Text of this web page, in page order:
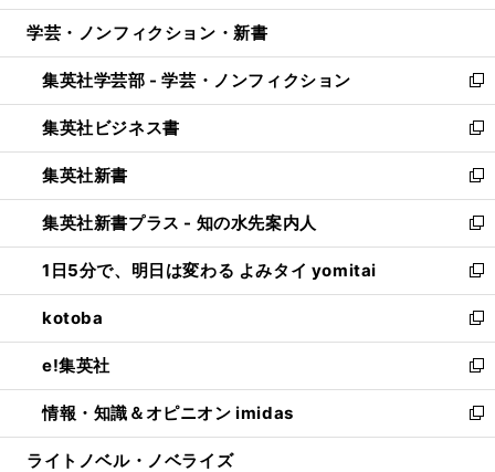
開
ウ
開
く
ン
ウ
で
開
く
ウ
ン
ド
ウ
で
開
く
し
ウ
ィ
ン
ド
ウ
で
開
く
学芸・ノンフィクション・新書
集英社学芸部 - 学芸・ノンフィクション
新
し
い
ウ
ィ
ン
ド
ウ
で
開
く
集英社ビジネス書
新
し
い
ウ
ィ
ン
ド
ウ
で
開
く
集英社新書
新
し
い
ウ
ィ
ン
ド
ウ
で
開
く
集英社新書プラス - 知の水先案内人
新
し
い
ウ
ィ
ン
ド
ウ
で
開
1日5分で、明日は変わる よみタイ yomitai
新
し
い
ウ
ィ
ン
ド
ウ
kotoba
新
し
い
ウ
ィ
ン
e!集英社
新
し
い
ウ
情報・知識＆オピニオン imidas
新
し
ライトノベル・ノベライズ